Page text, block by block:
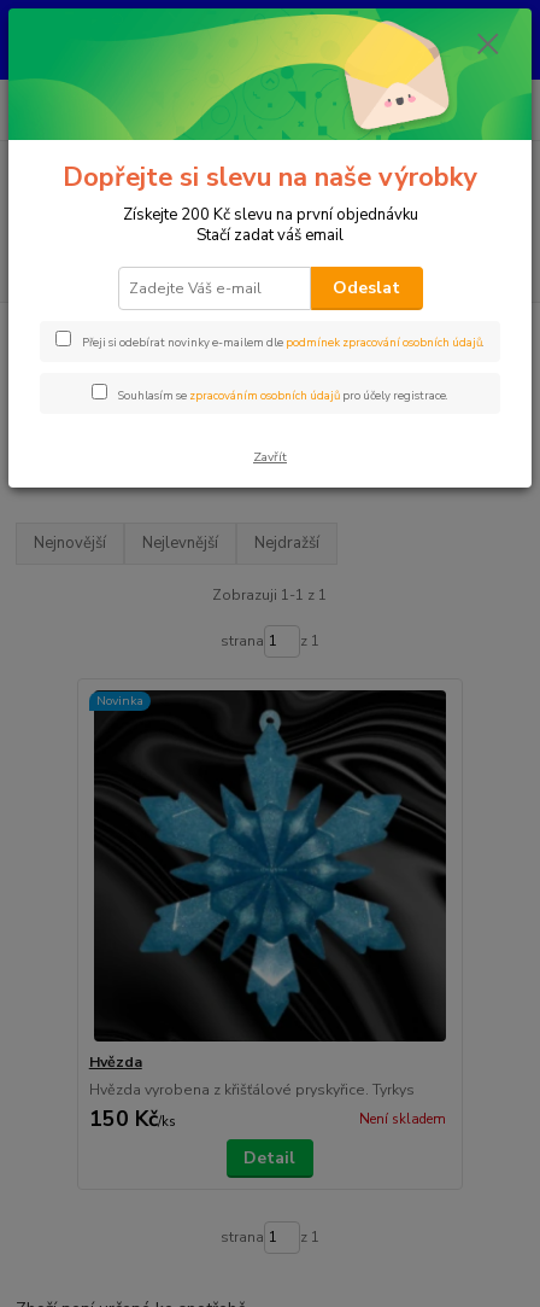
KAŽDÝ KUS JE ORIGINÁL, NIKDY NEBUDE STEJNÝ ! Každý šperk vzniká
ručně nad kahanem jako jediný originál. Jakmile se prodá, už ho znovu
nevytvořím.
Menu
+420 777 083 918
Po-Pá, 8.00 - 20.00
0 Kč
Hvězdy
barvou. Můžou být i fosforové. Vždy originální varianta výrobku.
Nejnovější Nejlevnější Nejdražší
Zobrazuji 1-1 z 1
strana z 1
Novinka
Hvězda
Hvězda vyrobena z křišťálové pryskyřice. Tyrkys
150 Kč/ks Není skladem
Detail
strana z 1
Dopřejte si slevu na naše výrobky
Získejte 200 Kč slevu na první objednávku
Stačí zadat váš email
Odeslat
Přeji si odebírat novinky e-mailem dle podmínek zpracování osobních údajů.
Souhlasím se zpracováním osobních údajů pro účely registrace.
Zavřít